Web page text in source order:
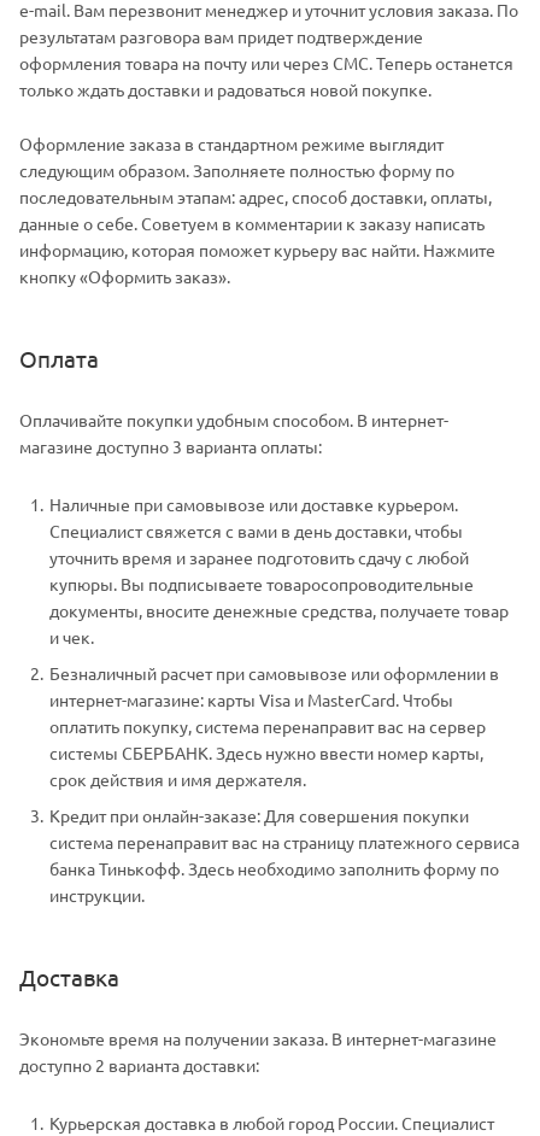
e-mail. Вам перезвонит менеджер и уточнит условия заказа. По
результатам разговора вам придет подтверждение
оформления товара на почту или через СМС. Теперь останется
только ждать доставки и радоваться новой покупке.
Оформление заказа в стандартном режиме выглядит
следующим образом. Заполняете полностью форму по
последовательным этапам: адрес, способ доставки, оплаты,
данные о себе. Советуем в комментарии к заказу написать
информацию, которая поможет курьеру вас найти. Нажмите
кнопку «Оформить заказ».
Оплата
Оплачивайте покупки удобным способом. В интернет-
магазине доступно 3 варианта оплаты:
Наличные при самовывозе или доставке курьером.
Специалист свяжется с вами в день доставки, чтобы
уточнить время и заранее подготовить сдачу с любой
купюры. Вы подписываете товаросопроводительные
документы, вносите денежные средства, получаете товар
и чек.
Безналичный расчет при самовывозе или оформлении в
интернет-магазине: карты Visa и MasterCard. Чтобы
оплатить покупку, система перенаправит вас на сервер
системы СБЕРБАНК. Здесь нужно ввести номер карты,
срок действия и имя держателя.
Кредит при онлайн-заказе: Для совершения покупки
система перенаправит вас на страницу платежного сервиса
банка Тинькофф. Здесь необходимо заполнить форму по
инструкции.
Доставка
Экономьте время на получении заказа. В интернет-магазине
доступно 2 варианта доставки:
Курьерская доставка в любой город России. Специалист